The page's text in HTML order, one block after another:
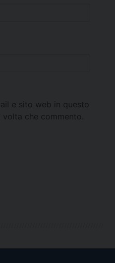
e sito web in questo
che commento.